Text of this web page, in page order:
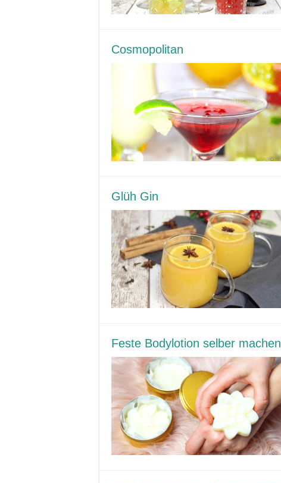
Cosmopolitan
Glüh Gin
Feste Bodylotion selber machen